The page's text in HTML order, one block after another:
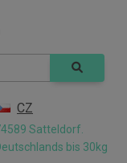
CZ
Satteldorf.
bis 30kg